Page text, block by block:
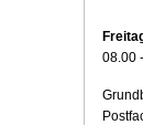
08.00